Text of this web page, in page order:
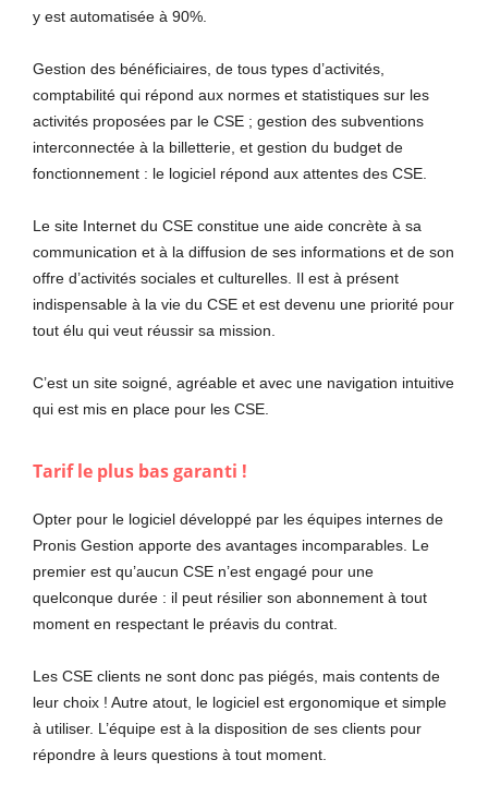
y est automatisée à 90%.
Gestion des bénéficiaires, de tous types d’activités,
comptabilité qui répond aux normes et statistiques sur les
activités proposées par le CSE ; gestion des subventions
interconnectée à la billetterie, et gestion du budget de
fonctionnement : le logiciel répond aux attentes des CSE.
Le site Internet du CSE constitue une aide concrète à sa
communication et à la diffusion de ses informations et de son
offre d’activités sociales et culturelles. Il est à présent
indispensable à la vie du CSE et est devenu une priorité pour
tout élu qui veut réussir sa mission.
C’est un site soigné, agréable et avec une navigation intuitive
qui est mis en place pour les CSE.
Tarif le plus bas garanti !
Opter pour le logiciel développé par les équipes internes de
Pronis Gestion apporte des avantages incomparables. Le
premier est qu’aucun CSE n’est engagé pour une
quelconque durée : il peut résilier son abonnement à tout
moment en respectant le préavis du contrat.
Les CSE clients ne sont donc pas piégés, mais contents de
leur choix ! Autre atout, le logiciel est ergonomique et simple
à utiliser. L’équipe est à la disposition de ses clients pour
répondre à leurs questions à tout moment.